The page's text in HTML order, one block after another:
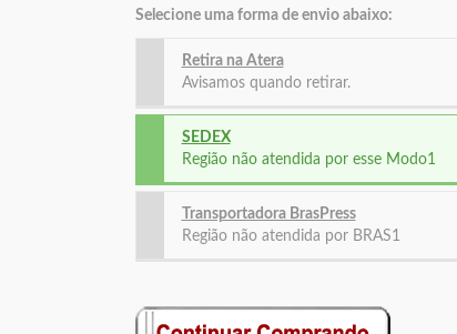
Selecione uma forma de envio abaixo:
Retira na Atera
Avisamos quando retirar.
SEDEX
Região não atendida por esse Modo1
Transportadora BrasPress
Região não atendida por BRAS1